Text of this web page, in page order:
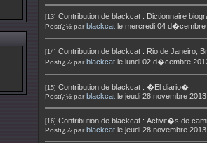
[13] Contribution de blackcat : Dictionnaire
Postï¿½ par blackcat le mercredi 04 d�cembre
[14] Contribution de blackcat : Rio de Janeiro,
Postï¿½ par blackcat le lundi 02 d�cembre
[15] Contribution de blackcat : �El diario�
Postï¿½ par blackcat le jeudi 28 novembre
[16] Contribution de blackcat : Activit�s de
Postï¿½ par blackcat le jeudi 28 novembre